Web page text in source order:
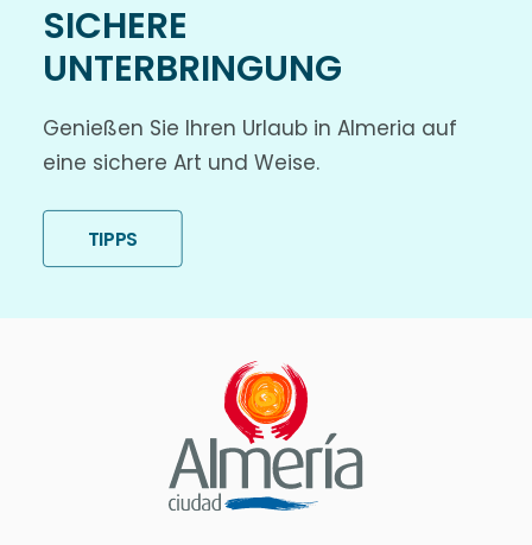
SICHERE
UNTERBRINGUNG
Genießen Sie Ihren Urlaub in Almeria auf
eine sichere Art und Weise.
TIPPS